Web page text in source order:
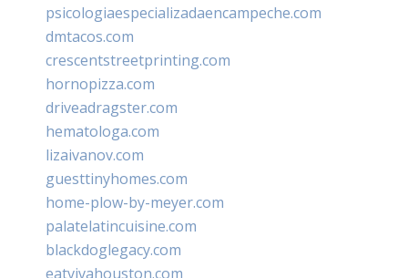
psicologiaespecializadaencampeche.com
dmtacos.com
crescentstreetprinting.com
hornopizza.com
driveadragster.com
hematologa.com
lizaivanov.com
guesttinyhomes.com
home-plow-by-meyer.com
palatelatincuisine.com
blackdoglegacy.com
eatvivahouston.com